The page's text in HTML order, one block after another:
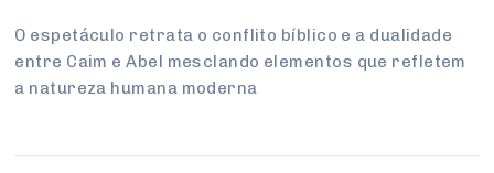
PROJETOS ESPECIAIS:
UM BRASIL
Internacional
Modernização do Estado
Inteligência Artificial
Empresas
Arbitragem e Mediação
Varejo
Sustentabilidade
Sobre
CONSELHOS
Conselho de Emprego e Relações do Trabalho
O espetáculo retrata o conflito bíblico e a dualidade
entre Caim e Abel mesclando elementos que refletem
a natureza humana moderna